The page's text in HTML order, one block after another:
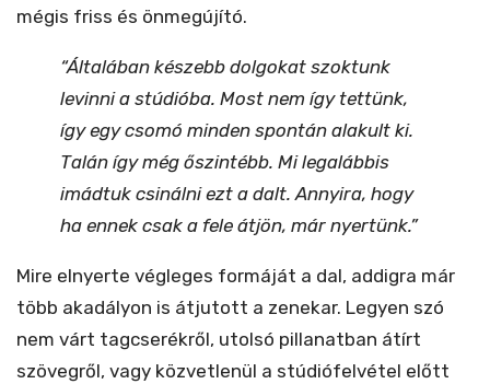
mégis friss és önmegújító.
“Általában készebb dolgokat szoktunk
levinni a stúdióba. Most nem így tettünk,
így egy csomó minden spontán alakult ki.
Talán így még őszintébb. Mi legalábbis
imádtuk csinálni ezt a dalt. Annyira, hogy
ha ennek csak a fele átjön, már nyertünk.”
Mire elnyerte végleges formáját a dal, addigra már
több akadályon is átjutott a zenekar. Legyen szó
nem várt tagcserékről, utolsó pillanatban átírt
szövegről, vagy közvetlenül a stúdiófelvétel előtt